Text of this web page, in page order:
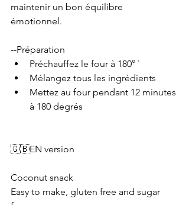
maintenir un bon équilibre
émotionnel.
--Préparation
Préchauffez le four à 180° `
Mélangez tous les ingrédients
Mettez au four pendant 12 minutes
à 180 degrés
🇬🇧EN version
Coconut snack
Easy to make, gluten free and sugar